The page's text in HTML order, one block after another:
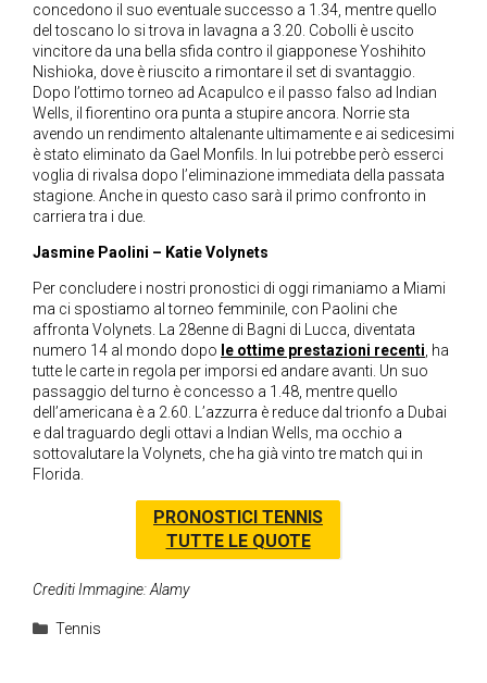
concedono il suo eventuale successo a 1.34, mentre quello
del toscano lo si trova in lavagna a 3.20. Cobolli è uscito
vincitore da una bella sfida contro il giapponese Yoshihito
Nishioka, dove è riuscito a rimontare il set di svantaggio.
Dopo l’ottimo torneo ad Acapulco e il passo falso ad Indian
Wells, il fiorentino ora punta a stupire ancora. Norrie sta
avendo un rendimento altalenante ultimamente e ai sedicesimi
è stato eliminato da Gael Monfils. In lui potrebbe però esserci
voglia di rivalsa dopo l’eliminazione immediata della passata
stagione. Anche in questo caso sarà il primo confronto in
carriera tra i due.
Jasmine Paolini – Katie Volynets
Per concludere i nostri pronostici di oggi rimaniamo a Miami
ma ci spostiamo al torneo femminile, con Paolini che
affronta Volynets. La 28enne di Bagni di Lucca, diventata
numero 14 al mondo dopo le ottime prestazioni recenti, ha
tutte le carte in regola per imporsi ed andare avanti. Un suo
passaggio del turno è concesso a 1.48, mentre quello
dell’americana è a 2.60. L’azzurra è reduce dal trionfo a Dubai
e dal traguardo degli ottavi a Indian Wells, ma occhio a
sottovalutare la Volynets, che ha già vinto tre match qui in
Florida.
PRONOSTICI TENNIS
TUTTE LE QUOTE
Crediti Immagine: Alamy
Categorie
Tennis